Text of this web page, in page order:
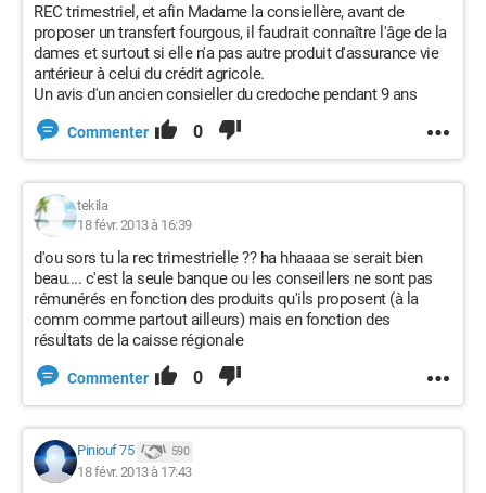
REC trimestriel, et afin Madame la consiellère, avant de
proposer un transfert fourgous, il faudrait connaître l'âge de la
dames et surtout si elle n'a pas autre produit d'assurance vie
antérieur à celui du crédit agricole.
Un avis d'un ancien consieller du credoche pendant 9 ans
Commenter 0
tekila
18 févr. 2013 à 16:39
d'ou sors tu la rec trimestrielle ?? ha hhaaaa se serait bien
beau.... c'est la seule banque ou les conseillers ne sont pas
rémunérés en fonction des produits qu'ils proposent (à la
comm comme partout ailleurs) mais en fonction des
résultats de la caisse régionale
Commenter 0
Piniouf 75 590
18 févr. 2013 à 17:43